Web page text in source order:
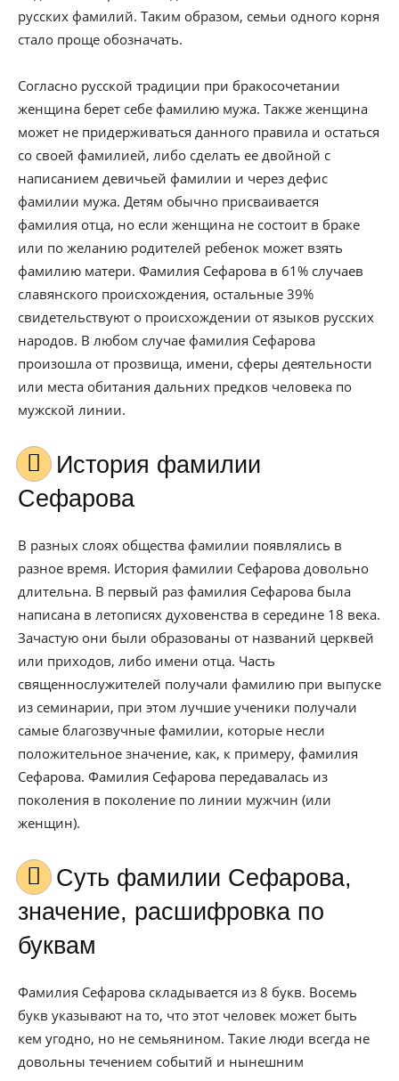
русских фамилий. Таким образом, семьи одного корня
стало проще обозначать.
Согласно русской традиции при бракосочетании
женщина берет себе фамилию мужа. Также женщина
может не придерживаться данного правила и остаться
со своей фамилией, либо сделать ее двойной с
написанием девичьей фамилии и через дефис
фамилии мужа. Детям обычно присваивается
фамилия отца, но если женщина не состоит в браке
или по желанию родителей ребенок может взять
фамилию матери. Фамилия Сефарова в 61% случаев
славянского происхождения, остальные 39%
свидетельствуют о происхождении от языков русских
народов. В любом случае фамилия Сефарова
произошла от прозвища, имени, сферы деятельности
или места обитания дальних предков человека по
мужской линии.
История фамилии
Сефарова
В разных слоях общества фамилии появлялись в
разное время. История фамилии Сефарова довольно
длительна. В первый раз фамилия Сефарова была
написана в летописях духовенства в середине 18 века.
Зачастую они были образованы от названий церквей
или приходов, либо имени отца. Часть
священнослужителей получали фамилию при выпуске
из семинарии, при этом лучшие ученики получали
самые благозвучные фамилии, которые несли
положительное значение, как, к примеру, фамилия
Сефарова. Фамилия Сефарова передавалась из
поколения в поколение по линии мужчин (или
женщин).
Cуть фамилии Сефарова,
значение, расшифровка по
буквам
Фамилия Сефарова складывается из 8 букв. Восемь
букв указывают на то, что этот человек может быть
кем угодно, но не семьянином. Такие люди всегда не
довольны течением событий и нынешним